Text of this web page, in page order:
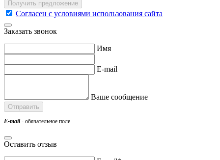
Согласен с условиями использования сайта
Заказать звонок
Имя
E-mail
Ваше сообщение
E-mail- обязательное поле
Оставить отзыв